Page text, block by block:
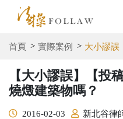
首頁 實際案例 大小謬誤
【大小謬誤】【投
燒燬建築物嗎？
2016-02-03 新北谷律